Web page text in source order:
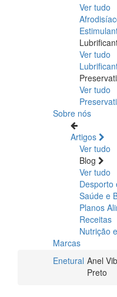
Ver tudo
Ver tudo
Ver tudo
Sobre nós
Artigos
Ver tudo
Blog
Ver tudo
Desporto
Saúde e
Planos
Receitas
Nutrição
Marcas
Enetural Anel
Preto